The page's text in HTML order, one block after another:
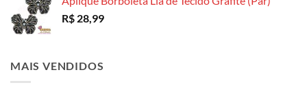
R$ 28,99
MAIS VENDIDOS